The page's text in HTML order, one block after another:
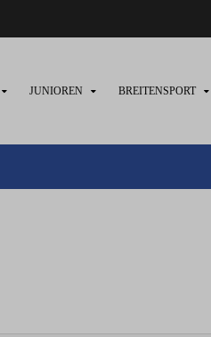
JUNIOREN BREITENSPORT